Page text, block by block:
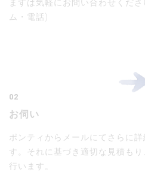
まずは気軽にお問い合わせくだ
ム・電話)
02
お伺い
ポンティからメールにてさらに詳
す。それに基づき適切な見積も
行います。